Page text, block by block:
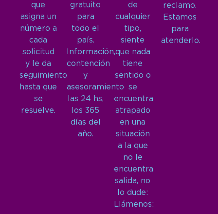
que
asigna un
número a
cada
solicitud
y le da
seguimiento
hasta que
se
resuelve.
gratuito
para
todo el
país.
Información,
contención
y
asesoramiento
las 24 hs,
los 365
días del
año.
de
cualquier
tipo,
siente
que nada
tiene
sentido o
se
encuentra
atrapado
en una
situación
a la que
no le
encuentra
salida, no
lo dude:
Llámenos:
reclamo.
Estamos
para
atenderlo.